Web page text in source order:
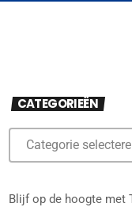
CATEGORIEËN
Blijf op de hoogte met